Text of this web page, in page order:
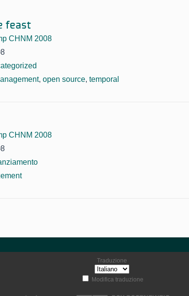
feast
CHNM 2008
, open source, temporal
CHNM 2008
Traduzione
Modifica traduzione